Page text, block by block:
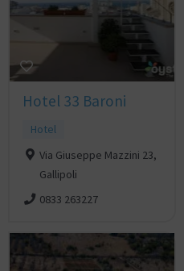
Hotel 33 Baroni
Hotel
Via Giuseppe Mazzini 23,
Gallipoli
0833 263227